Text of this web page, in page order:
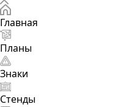
Главная
Планы
Знаки
Стенды